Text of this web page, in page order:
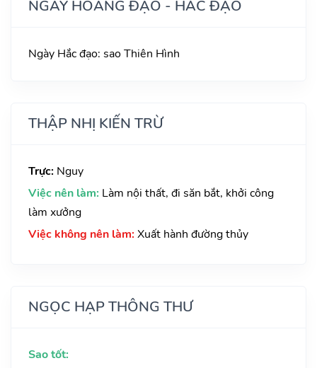
NGÀY HOÀNG ĐẠO - HẮC ĐẠO
Ngày Hắc đạo: sao Thiên Hình
THẬP NHỊ KIẾN TRỪ
Trực: Nguy
Việc nên làm: Làm nội thất, đi săn bắt, khởi công
làm xưởng
Việc không nên làm: Xuất hành đường thủy
NGỌC HẠP THÔNG THƯ
Sao tốt: